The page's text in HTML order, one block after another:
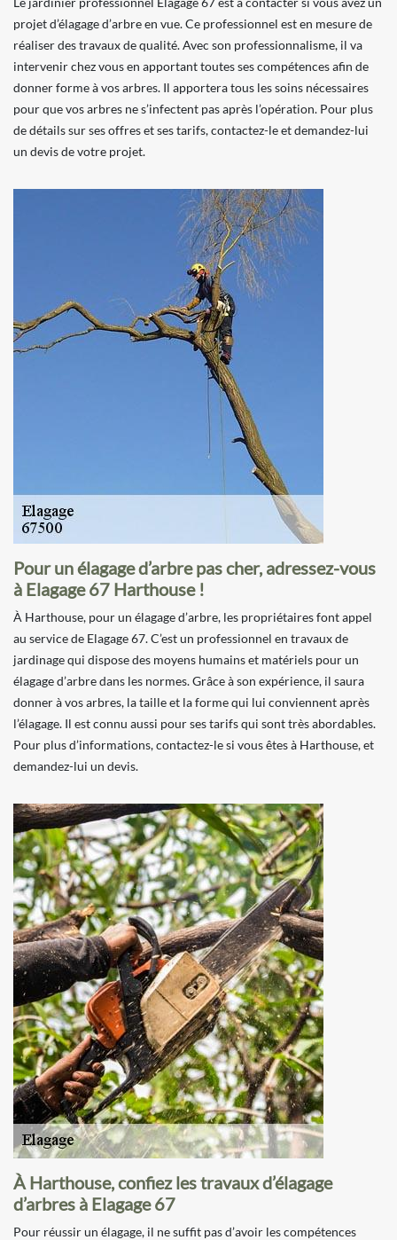
projet d’élagage d’arbre en vue. Ce professionnel est en mesure de
réaliser des travaux de qualité. Avec son professionnalisme, il va
intervenir chez vous en apportant toutes ses compétences afin de
donner forme à vos arbres. Il apportera tous les soins nécessaires
pour que vos arbres ne s’infectent pas après l’opération. Pour plus
de détails sur ses offres et ses tarifs, contactez-le et demandez-lui
un devis de votre projet.
Pour un élagage d’arbre pas cher, adressez-vous
à Elagage 67 Harthouse !
À Harthouse, pour un élagage d’arbre, les propriétaires font appel
au service de Elagage 67. C’est un professionnel en travaux de
jardinage qui dispose des moyens humains et matériels pour un
élagage d’arbre dans les normes. Grâce à son expérience, il saura
donner à vos arbres, la taille et la forme qui lui conviennent après
l’élagage. Il est connu aussi pour ses tarifs qui sont très abordables.
Pour plus d’informations, contactez-le si vous êtes à Harthouse, et
demandez-lui un devis.
À Harthouse, confiez les travaux d’élagage
d’arbres à Elagage 67
Pour réussir un élagage, il ne suffit pas d’avoir les compétences